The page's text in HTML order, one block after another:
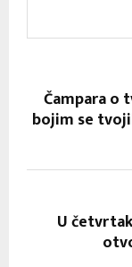
Čampara o
bojim se
U